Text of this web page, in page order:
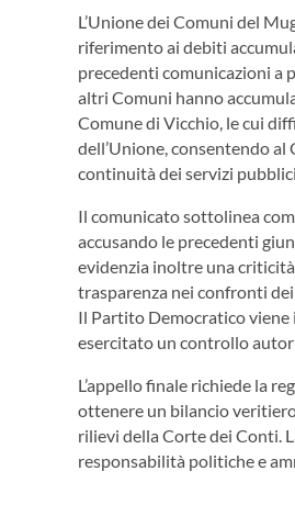
L’Unione dei Comuni del
riferimento ai debiti
precedenti comunicazioni a
altri Comuni hanno
Comune di Vicchio, le cui
dell’Unione, consentendo al
continuità dei servizi pubblici.
Il comunicato sottolinea
accusando le precedenti
evidenzia inoltre una
trasparenza nei confronti
Il Partito Democratico viene
esercitato un controllo
L’appello finale richiede la
ottenere un bilancio
rilievi della Corte dei Conti.
responsabilità politiche e